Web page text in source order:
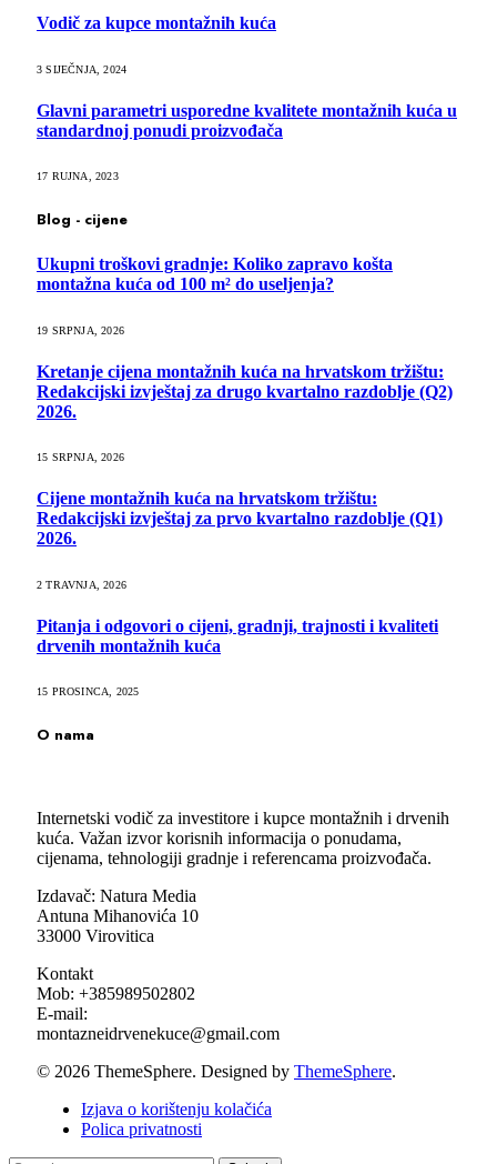
Vodič za kupce montažnih kuća
3 SIJEČNJA, 2024
Glavni parametri usporedne kvalitete montažnih kuća u
standardnoj ponudi proizvođača
17 RUJNA, 2023
Blog - cijene
Ukupni troškovi gradnje: Koliko zapravo košta
montažna kuća od 100 m² do useljenja?
19 SRPNJA, 2026
Kretanje cijena montažnih kuća na hrvatskom tržištu:
Redakcijski izvještaj za drugo kvartalno razdoblje (Q2)
2026.
15 SRPNJA, 2026
Cijene montažnih kuća na hrvatskom tržištu:
Redakcijski izvještaj za prvo kvartalno razdoblje (Q1)
2026.
2 TRAVNJA, 2026
Pitanja i odgovori o cijeni, gradnji, trajnosti i kvaliteti
drvenih montažnih kuća
15 PROSINCA, 2025
O nama
Internetski vodič za investitore i kupce montažnih i drvenih
kuća. Važan izvor korisnih informacija o ponudama,
cijenama, tehnologiji gradnje i referencama proizvođača.
Izdavač: Natura Media
Antuna Mihanovića 10
33000 Virovitica
Kontakt
Mob: +385989502802
E-mail:
montazneidrvenekuce@gmail.com
© 2026 ThemeSphere. Designed by ThemeSphere.
Izjava o korištenju kolačića
Polica privatnosti